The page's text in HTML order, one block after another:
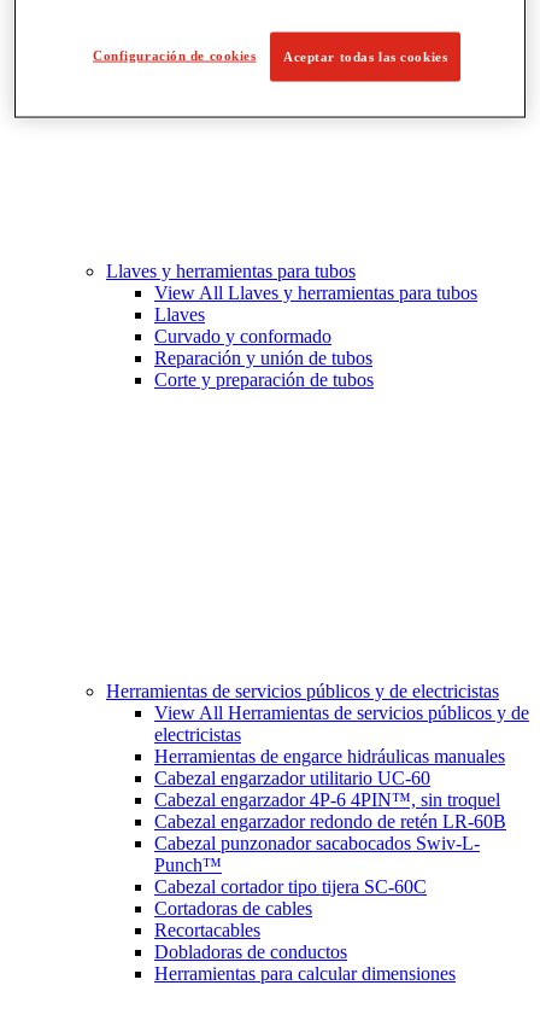
Llaves y herramientas para tubos
View All Llaves y herramientas para tubos
Llaves
Curvado y conformado
Reparación y unión de tubos
Corte y preparación de tubos
Herramientas de servicios públicos y de electricistas
View All Herramientas de servicios públicos y de
electricistas
Herramientas de engarce hidráulicas manuales
Cabezal engarzador utilitario UC-60
Cabezal engarzador 4P-6 4PIN™, sin troquel
Cabezal engarzador redondo de retén LR-60B
Cabezal punzonador sacabocados Swiv-L-
Punch™
Cabezal cortador tipo tijera SC-60C
Cortadoras de cables
Recortacables
Dobladoras de conductos
Herramientas para calcular dimensiones
Configuración de cookies Aceptar todas las cookies